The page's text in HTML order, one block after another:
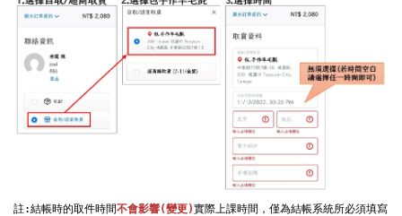
註:結帳時的取件時間不會影響(變更)實際上課時間，僅為結帳系統所必須填寫